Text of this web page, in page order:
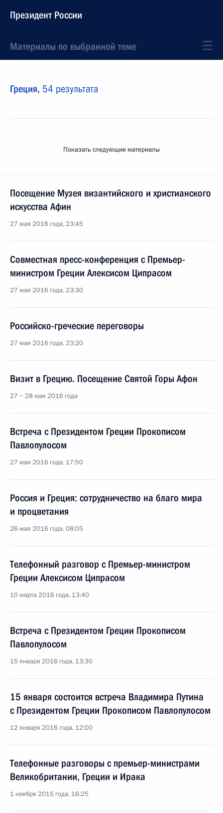
Президент России
Материалы по выбранной теме
Греция, 54 результата
Показать следующие материалы
Посещение Музея византийского и христианского
искусства Афин
27 мая 2016 года, 23:45
Совместная пресс-конференция с Премьер-
министром Греции Алексисом Ципрасом
27 мая 2016 года, 23:30
Российско-греческие переговоры
27 мая 2016 года, 23:20
Визит в Грецию. Посещение Святой Горы Афон
27 − 28 мая 2016 года
Встреча с Президентом Греции Прокописом
Павлопулосом
27 мая 2016 года, 17:50
Россия и Греция: сотрудничество на благо мира
и процветания
26 мая 2016 года, 08:05
Телефонный разговор с Премьер-министром
Греции Алексисом Ципрасом
10 марта 2016 года, 13:40
Встреча с Президентом Греции Прокописом
Павлопулосом
15 января 2016 года, 13:30
15 января состоится встреча Владимира Путина
с Президентом Греции Прокописом Павлопулосом
12 января 2016 года, 12:00
Телефонные разговоры с премьер-министрами
Великобритании, Греции и Ирака
1 ноября 2015 года, 16:25